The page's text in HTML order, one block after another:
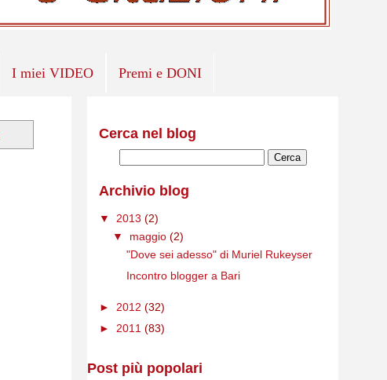
I miei VIDEO Premi e DONI
Cerca nel blog
Archivio blog
▼ 2013 (2)
▼ maggio (2)
"Dove sei adesso" di Muriel Rukeyser
Incontro blogger a Bari
► 2012 (32)
► 2011 (83)
Post più popolari